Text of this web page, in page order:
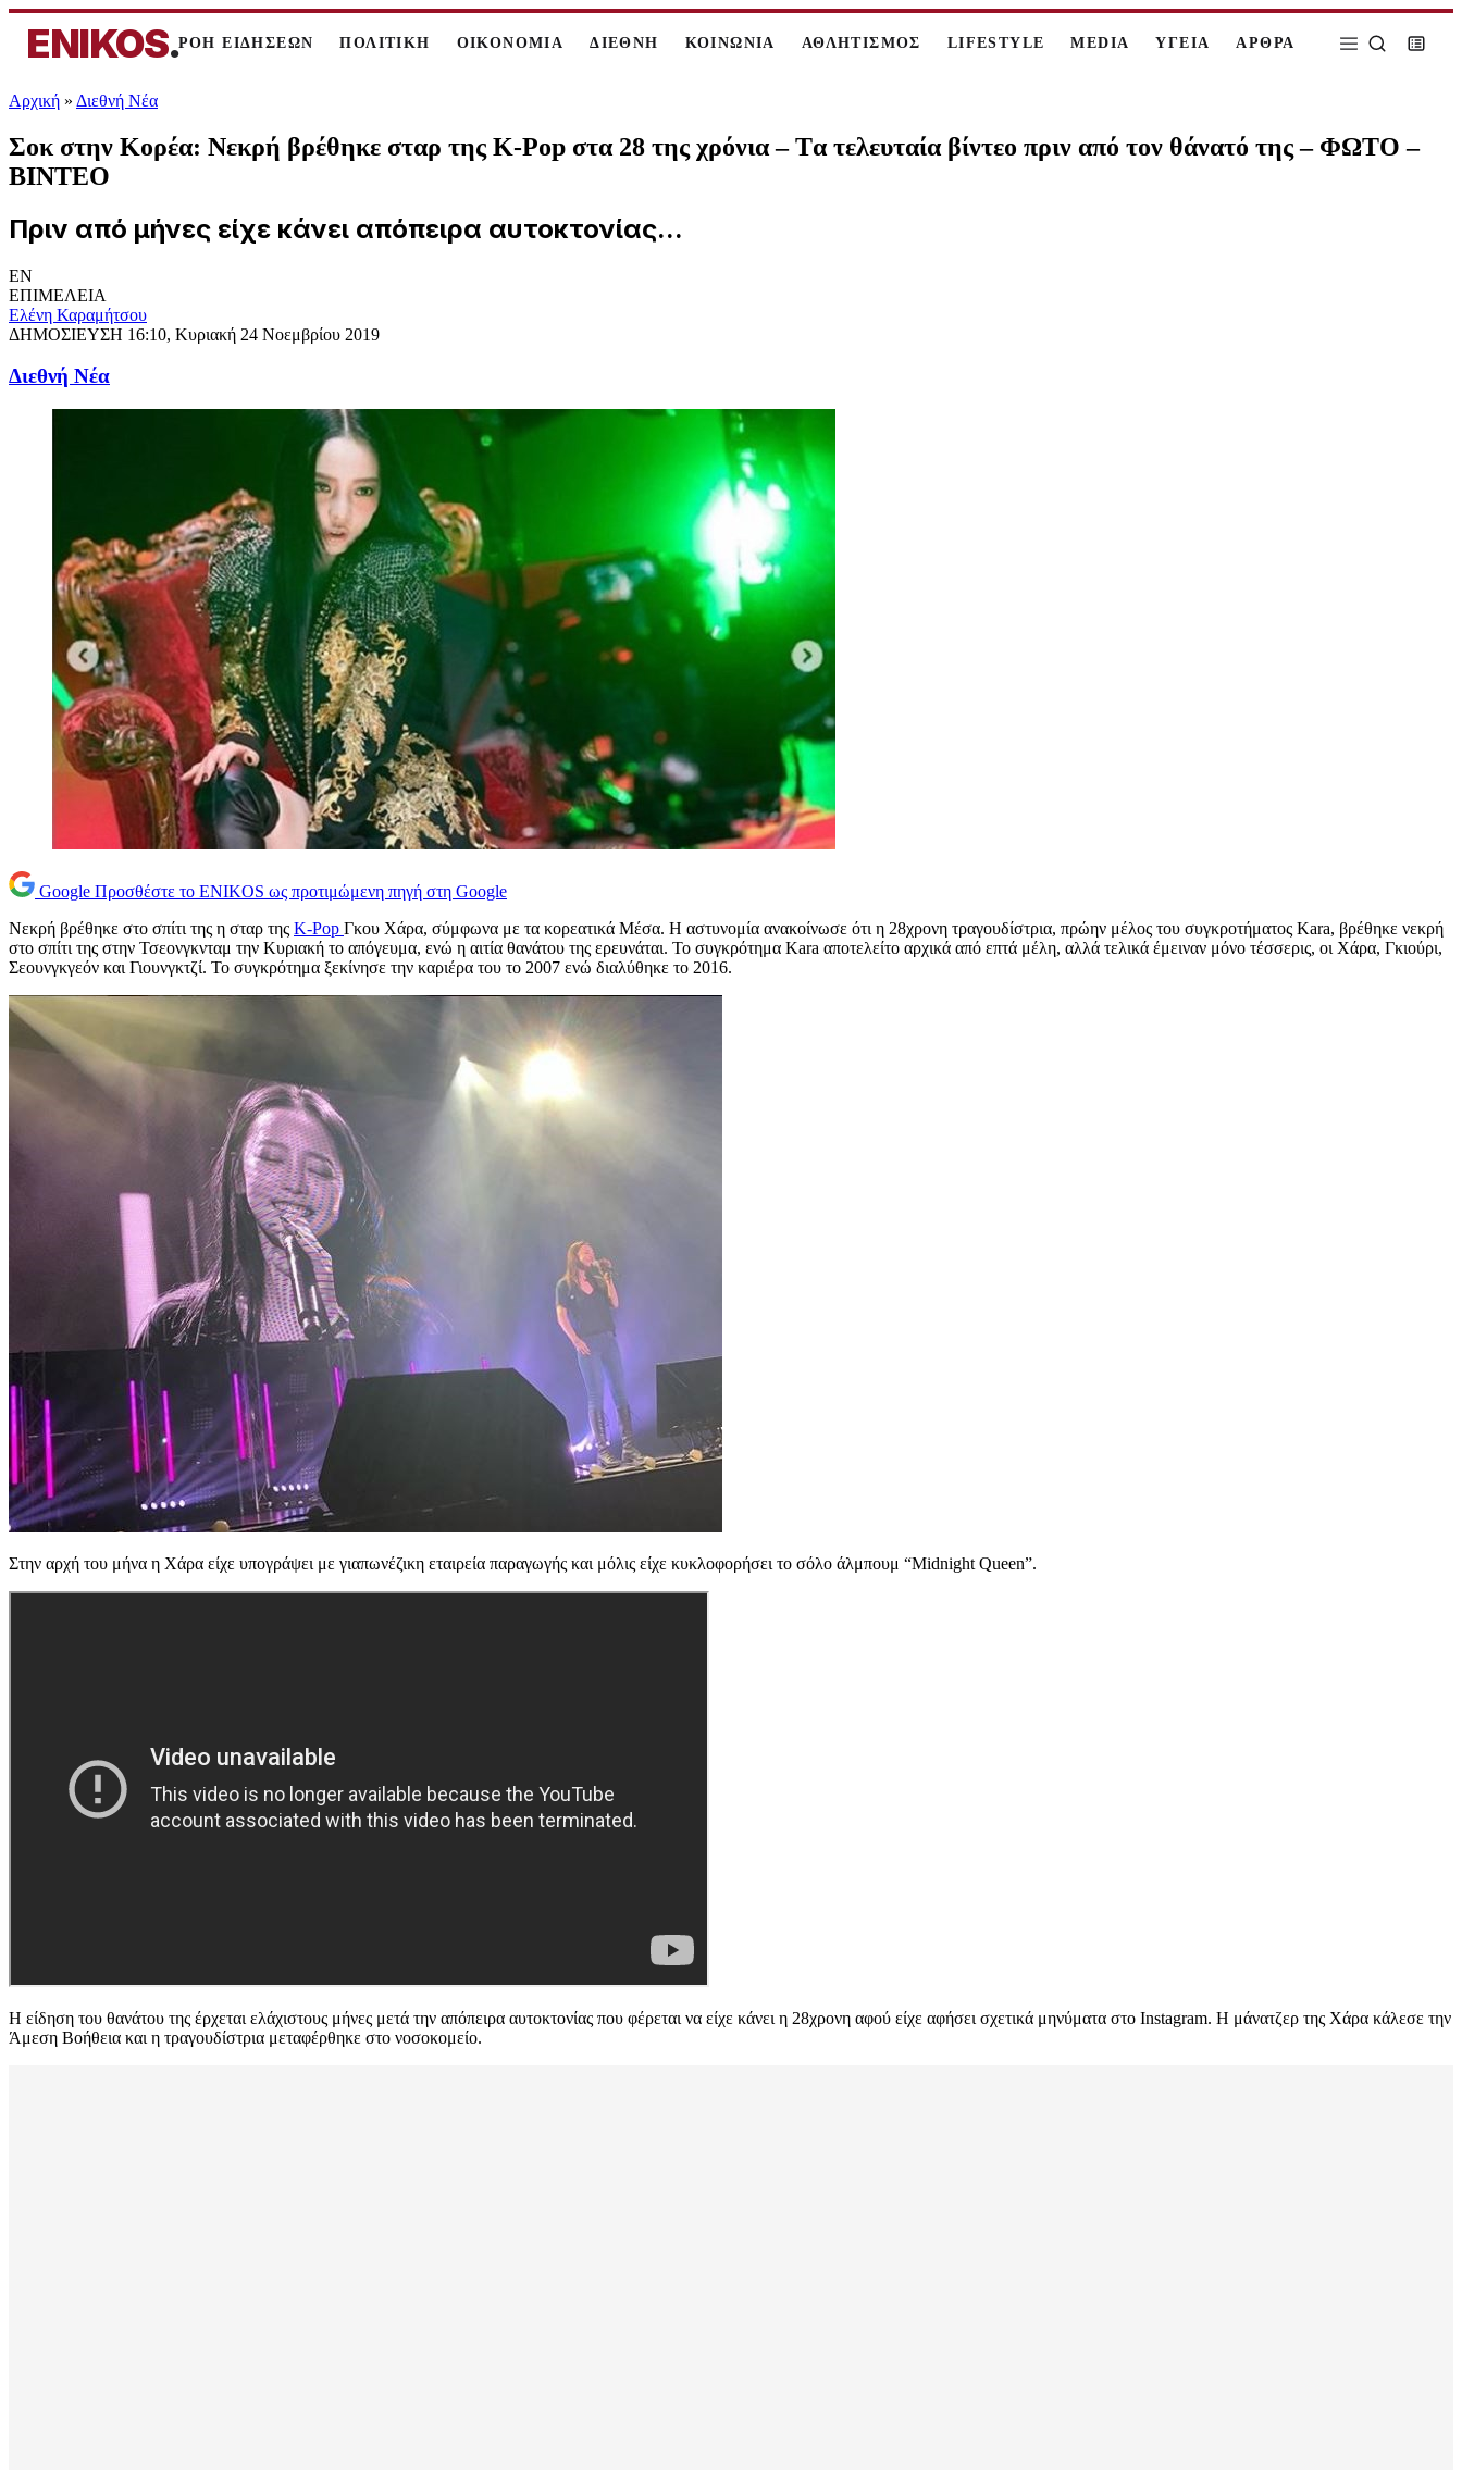
ENIKOS.ΡΟΗ ΕΙΔΗΣΕΩΝ ΠΟΛΙΤΙΚΗ ΟΙΚΟΝΟΜΙΑ ΔΙΕΘΝΗ ΚΟΙΝΩΝΙΑ ΑΘΛΗΤΙΣΜΟΣ LIFESTYLE MEDIA ΥΓΕΙΑ ΑΡΘΡΑ
Αρχική » Διεθνή Νέα
Σοκ στην Κορέα: Νεκρή βρέθηκε σταρ της K-Pop στα 28 της χρόνια – Tα τελευταία βίντεο πριν από τον θάνατό της – ΦΩΤΟ –
ΒΙΝΤΕΟ
Πριν από μήνες είχε κάνει απόπειρα αυτοκτονίας...
EN
ΕΠΙΜΕΛΕΙΑ
Ελένη Καραμήτσου
ΔΗΜΟΣΙΕΥΣΗ 16:10, Κυριακή 24 Νοεμβρίου 2019
Διεθνή Νέα
Google Προσθέστε το ENIKOS ως προτιμώμενη πηγή στη Google
Νεκρή βρέθηκε στο σπίτι της η σταρ της K-Pop Γκου Χάρα, σύμφωνα με τα κορεατικά Μέσα. Η αστυνομία ανακοίνωσε ότι η 28χρονη τραγουδίστρια, πρώην μέλος του συγκροτήματος Kara, βρέθηκε νεκρή
στο σπίτι της στην Τσεονγκνταμ την Κυριακή το απόγευμα, ενώ η αιτία θανάτου της ερευνάται. Το συγκρότημα Kara αποτελείτο αρχικά από επτά μέλη, αλλά τελικά έμειναν μόνο τέσσερις, οι Χάρα, Γκιούρι,
Σεουνγκγεόν και Γιουνγκτζί. Το συγκρότημα ξεκίνησε την καριέρα του το 2007 ενώ διαλύθηκε το 2016.
Στην αρχή του μήνα η Χάρα είχε υπογράψει με γιαπωνέζικη εταιρεία παραγωγής και μόλις είχε κυκλοφορήσει το σόλο άλμπουμ “Midnight Queen”.
Η είδηση του θανάτου της έρχεται ελάχιστους μήνες μετά την απόπειρα αυτοκτονίας που φέρεται να είχε κάνει η 28χρονη αφού είχε αφήσει σχετικά μηνύματα στο Instagram. Η μάνατζερ της Χάρα κάλεσε την
Άμεση Βοήθεια και η τραγουδίστρια μεταφέρθηκε στο νοσοκομείο.